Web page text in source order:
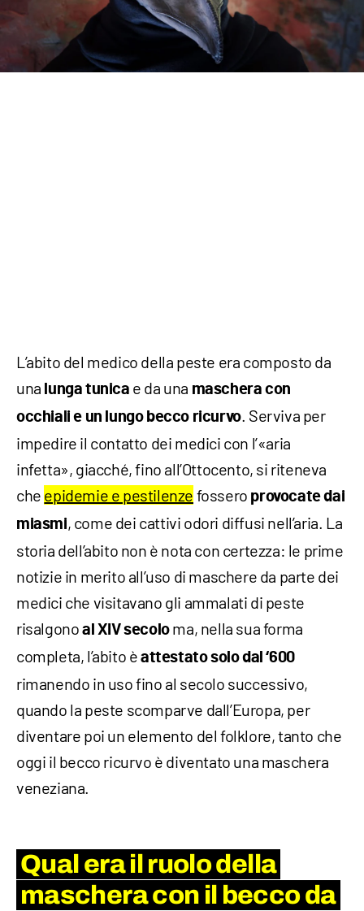
L’abito del medico della peste era composto da
una lunga tunica e da una maschera con
occhiali e un lungo becco ricurvo. Serviva per
impedire il contatto dei medici con l’«aria
infetta», giacché, fino all’Ottocento, si riteneva
che epidemie e pestilenze fossero provocate dai
miasmi, come dei cattivi odori diffusi nell’aria. La
storia dell’abito non è nota con certezza: le prime
notizie in merito all’uso di maschere da parte dei
medici che visitavano gli ammalati di peste
risalgono al XIV secolo ma, nella sua forma
completa, l’abito è attestato solo dal ‘600
rimanendo in uso fino al secolo successivo,
quando la peste scomparve dall’Europa, per
diventare poi un elemento del folklore, tanto che
oggi il becco ricurvo è diventato una maschera
veneziana.
Qual era il ruolo della
maschera con il becco da